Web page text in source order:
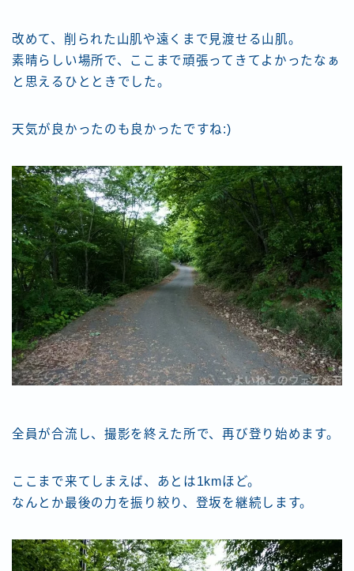
改めて、削られた山肌や遠くまで見渡せる山肌。
素晴らしい場所で、ここまで頑張ってきてよかったなぁ
と思えるひとときでした。
天気が良かったのも良かったですね:)
全員が合流し、撮影を終えた所で、再び登り始めます。
ここまで来てしまえば、あとは1kmほど。
なんとか最後の力を振り絞り、登坂を継続します。